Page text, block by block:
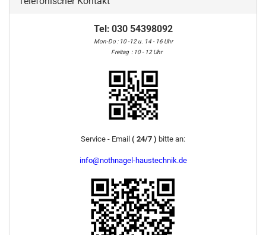
Tel: 030 54398092
Mon-Do : 10 -12 u. 14 - 16 Uhr
Freitag : 10 - 12 Uhr
Service - Email ( 24/7 ) bitte an:
info@nothnagel-haustechnik.de